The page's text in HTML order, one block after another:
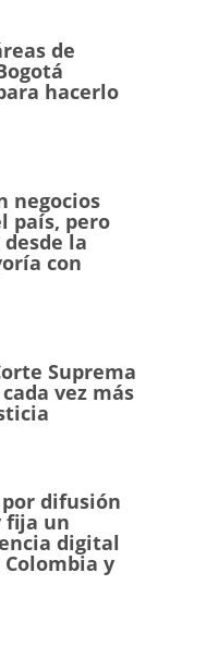
de
hacerlo
negocios
país, pero
la
con
Suprema
vez más
difusión
fija un
digital
y